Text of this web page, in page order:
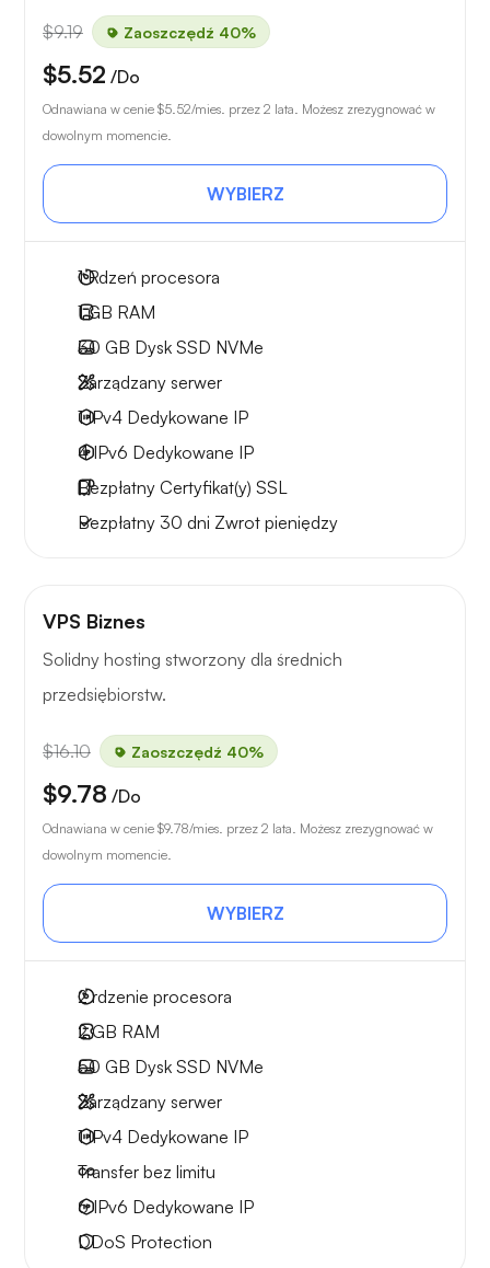
$9.19 Zaoszczędź 40%
$5.52 /Do
Odnawiana w cenie $5.52/mies. przez 2 lata. Możesz zrezygnować w
dowolnym momencie.
WYBIERZ
1Rdzeń procesora
1 GB RAM
30 GB Dysk SSD NVMe
Zarządzany serwer
1 IPv4 Dedykowane IP
4 IPv6 Dedykowane IP
Bezpłatny Certyfikat(y) SSL
Bezpłatny 30 dni Zwrot pieniędzy
VPS Biznes
Solidny hosting stworzony dla średnich
przedsiębiorstw.
$16.10 Zaoszczędź 40%
$9.78 /Do
Odnawiana w cenie $9.78/mies. przez 2 lata. Możesz zrezygnować w
dowolnym momencie.
WYBIERZ
2rdzenie procesora
2 GB RAM
50 GB Dysk SSD NVMe
Zarządzany serwer
1 IPv4 Dedykowane IP
Transfer bez limitu
6 IPv6 Dedykowane IP
DDoS Protection